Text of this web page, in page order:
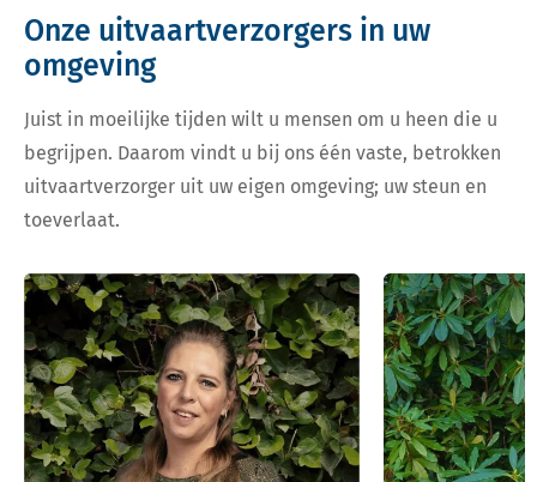
Onze uitvaartverzorgers in uw
omgeving
Juist in moeilijke tijden wilt u mensen om u heen die u
begrijpen. Daarom vindt u bij ons één vaste, betrokken
uitvaartverzorger uit uw eigen omgeving; uw steun en
toeverlaat.